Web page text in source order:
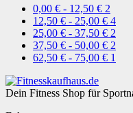
0,00 € - 12,50 € 2
12,50 € - 25,00 € 4
25,00 € - 37,50 € 2
37,50 € - 50,00 € 2
62,50 € - 75,00 € 1
Dein Fitness Shop für